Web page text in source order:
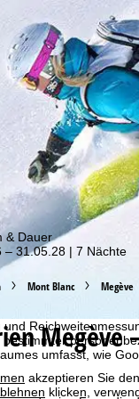
erheben wir mit
teilen. Auf Basis Ihrer
und
umfasst, wie
akzeptieren Sie
klicken,
unseren Rabatt-
& Dauer
– 31.05.28 | 7 Nächte
Mont Blanc Megève
Megève